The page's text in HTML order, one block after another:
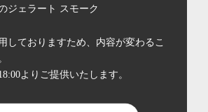
ジェラート スモーク
しておりますため、内容が変わるこ
よりご提供いたします。